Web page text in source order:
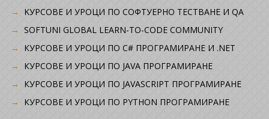
KУРСОВЕ И УРОЦИ ПО СОФТУЕРНО ТЕСТВАНЕ И QA
SOFTUNI GLOBAL LEARN-TO-CODE COMMUNITY
КУРСОВЕ И УРОЦИ ПО C# ПРОГРАМИРАНЕ И .NET
КУРСОВЕ И УРОЦИ ПО JAVA ПРОГРАМИРАНЕ
КУРСОВЕ И УРОЦИ ПО JAVASCRIPT ПРОГРАМИРАНЕ
КУРСОВЕ И УРОЦИ ПО PYTHON ПРОГРАМИРАНЕ